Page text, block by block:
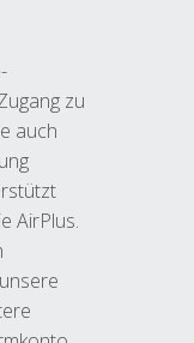
zu
auch
AirPlus.